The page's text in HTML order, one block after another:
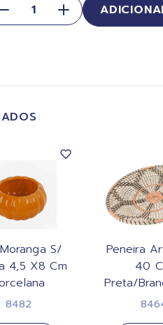
S/
4,5 X8 Cm
8482
Peneira
40
Preta/